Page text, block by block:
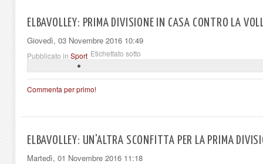
ELBAVOLLEY: PRIMA DIVISIONE IN CASA CONTRO LA
Giovedì, 03 Novembre 2016 10:49
Pubblicato in Sport Etichettato sotto
Commenta per primo!
ELBAVOLLEY: UN'ALTRA SCONFITTA PER LA PRIMA
Martedì, 01 Novembre 2016 11:18